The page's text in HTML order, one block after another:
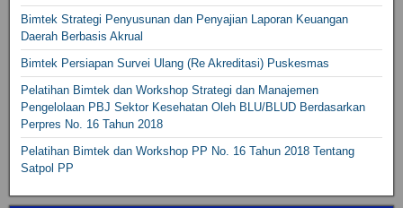
Bimtek Strategi Penyusunan dan Penyajian Laporan Keuangan
Daerah Berbasis Akrual
Bimtek Persiapan Survei Ulang (Re Akreditasi) Puskesmas
Pelatihan Bimtek dan Workshop Strategi dan Manajemen
Pengelolaan PBJ Sektor Kesehatan Oleh BLU/BLUD Berdasarkan
Perpres No. 16 Tahun 2018
Pelatihan Bimtek dan Workshop PP No. 16 Tahun 2018 Tentang
Satpol PP